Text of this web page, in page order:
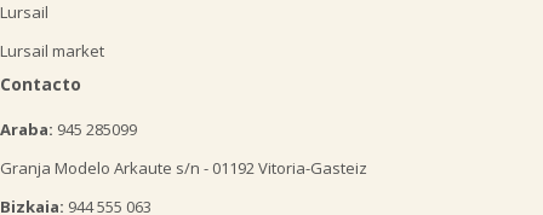
Lursail
Lursail market
Contacto
Araba: 945 285099
Granja Modelo Arkaute s/n - 01192 Vitoria-Gasteiz
Bizkaia: 944 555 063